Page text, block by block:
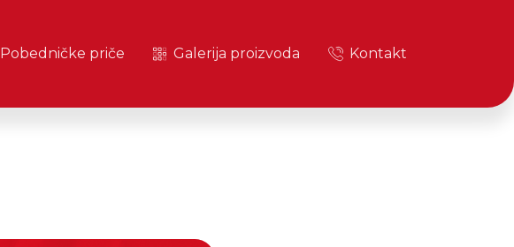
Pobedničke priče Galerija proizvoda Kontakt